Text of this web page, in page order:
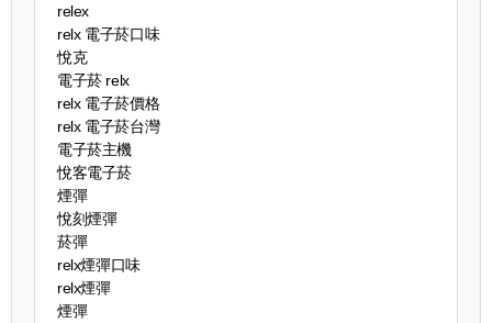
relex
relx 電子菸口味
悅克
電子菸 relx
relx 電子菸價格
relx 電子菸台灣
電子菸主機
悅客電子菸
煙彈
悅刻煙彈
菸彈
relx煙彈口味
relx煙彈
煙彈